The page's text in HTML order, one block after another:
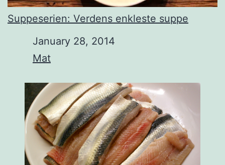
Suppeserien: Verdens enkleste suppe
January 28, 2014
In relation to
Mat